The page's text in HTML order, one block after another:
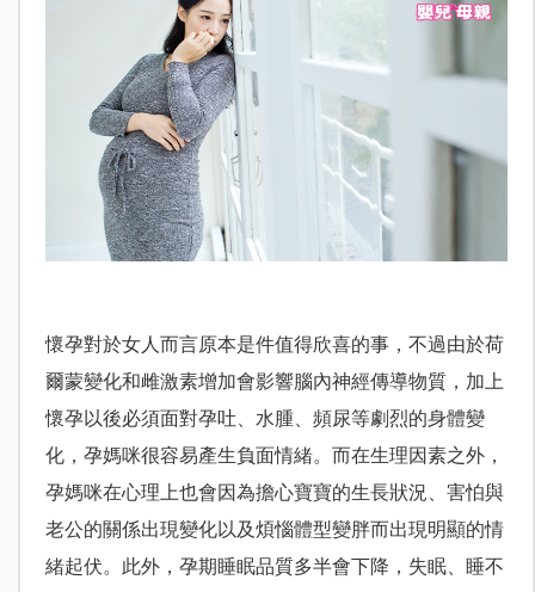
懷孕對於女人而言原本是件值得欣喜的事，不過由於荷
爾蒙變化和雌激素增加會影響腦內神經傳導物質，加上
懷孕以後必須面對孕吐、水腫、頻尿等劇烈的身體變
化，孕媽咪很容易產生負面情緒。而在生理因素之外，
孕媽咪在心理上也會因為擔心寶寶的生長狀況、害怕與
老公的關係出現變化以及煩惱體型變胖而出現明顯的情
緒起伏。此外，孕期睡眠品質多半會下降，失眠、睡不